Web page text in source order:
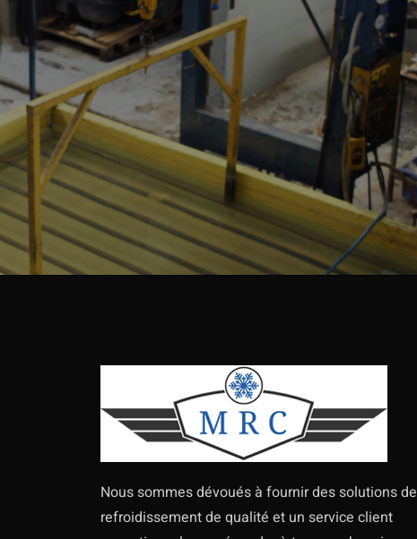
Nous sommes dévoués à fournir des solutions de
refroidissement de qualité et un service client